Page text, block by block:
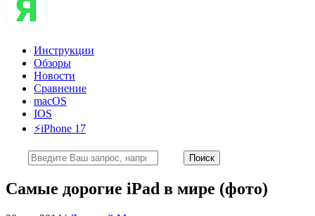
Инструкции
Обзоры
Новости
Сравнение
macOS
IOS
⚡️iPhone 17
Самые дорогие iPad в мире (фото)